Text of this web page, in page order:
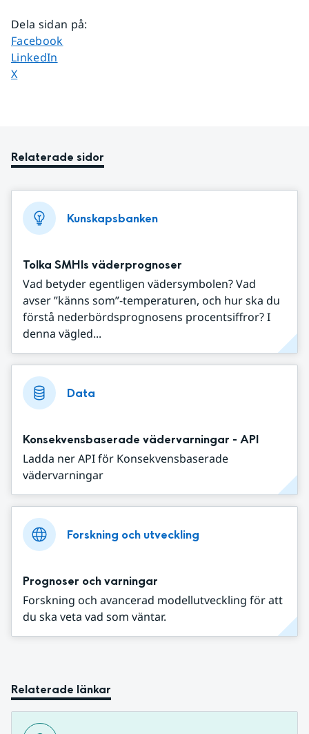
Dela sidan på:
Dela sidan på
Facebook
Dela sidan på
LinkedIn
Dela sidan på
X
Relaterade sidor
Kunskapsbanken
Tolka SMHIs väderprognoser
Vad betyder egentligen vädersymbolen? Vad
avser ”känns som”-temperaturen, och hur ska du
förstå nederbördsprognosens procentsiffror? I
denna vägled...
Data
Konsekvensbaserade vädervarningar - API
Ladda ner API för Konsekvensbaserade
vädervarningar
Forskning och utveckling
Prognoser och varningar
Forskning och avancerad modellutveckling för att
du ska veta vad som väntar.
Relaterade länkar